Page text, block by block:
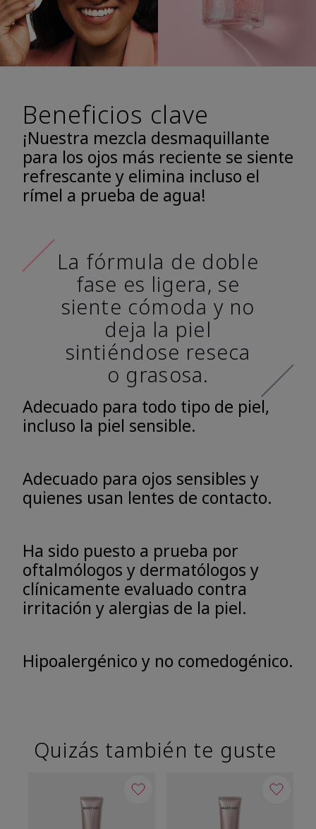
Beneficios clave
¡Nuestra mezcla desmaquillante
para los ojos más reciente se siente
refrescante y elimina incluso el
rímel a prueba de agua!
La fórmula de doble
fase es ligera, se
siente cómoda y no
deja la piel
sintiéndose reseca
o grasosa.
Adecuado para todo tipo de piel,
incluso la piel sensible.
Adecuado para ojos sensibles y
quienes usan lentes de contacto.
Ha sido puesto a prueba por
oftalmólogos y dermatólogos y
clínicamente evaluado contra
irritación y alergias de la piel.
Hipoalergénico y no comedogénico.
Quizás también te guste